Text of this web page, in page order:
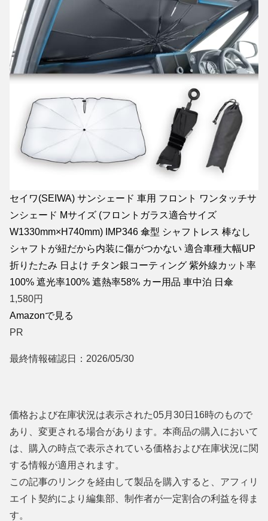
セイワ(SEIWA) サンシェード 車用 フロント ワンタッチサ
ンシェード Mサイズ (フロントガラス適合サイズ
W1330mm×H740mm) IMP346 傘型 シャフトレス 棒なし
シャフトが紐だから内装に傷がつかない 適合車種大幅UP
折りたたみ 日よけ チタン銀コーティング 紫外線カット率
100% 遮光率100% 遮熱率58% カー用品 車中泊 日傘
1,580円
Amazonで見る
PR
最終情報確認日：2026/05/30
価格および在庫状況は表示された05月30日16時のもので
あり、変更される場合があります。本商品の購入において
は、購入の時点で表示されている価格および在庫状況に関
する情報が適用されます。
この記事のリンクを経由して製品を購入すると、アフィリ
エイト契約により編集部、制作者が一定割合の利益を得ま
す。